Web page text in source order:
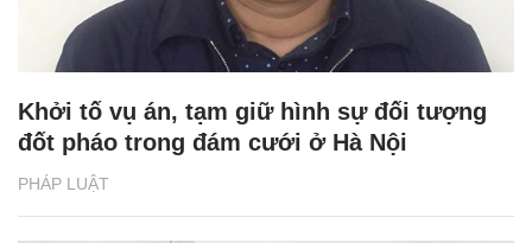
PHÁP LUẬT
Khởi tố vụ án, tạm giữ hình sự đối tượng
đốt pháo trong đám cưới ở Hà Nội